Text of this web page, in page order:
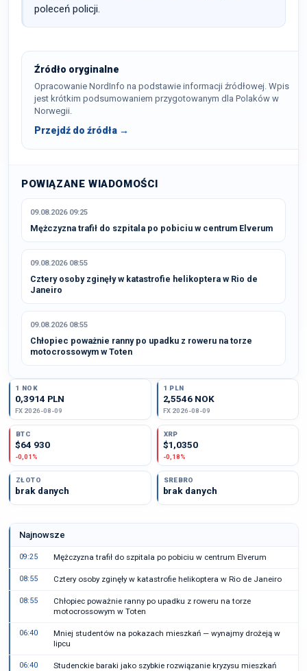
poleceń policji.
Źródło oryginalne
Opracowanie NordInfo na podstawie informacji źródłowej. Wpis
jest krótkim podsumowaniem przygotowanym dla Polaków w
Norwegii.
Przejdź do źródła →
POWIĄZANE WIADOMOŚCI
09.08.2026 09:25
Mężczyzna trafił do szpitala po pobiciu w centrum Elverum
09.08.2026 08:55
Cztery osoby zginęły w katastrofie helikoptera w Rio de
Janeiro
09.08.2026 08:55
Chłopiec poważnie ranny po upadku z roweru na torze
motocrossowym w Toten
1 NOK
0,3914 PLN
FX 2026-08-09
1 PLN
2,5546 NOK
FX 2026-08-09
BTC
$64 930
-0,01%
XRP
$1,0350
-0,18%
ZŁOTO
brak danych
SREBRO
brak danych
Najnowsze
09:25 Mężczyzna trafił do szpitala po pobiciu w centrum Elverum
08:55 Cztery osoby zginęły w katastrofie helikoptera w Rio de Janeiro
08:55
Chłopiec poważnie ranny po upadku z roweru na torze
motocrossowym w Toten
06:40
Mniej studentów na pokazach mieszkań — wynajmy drożeją w
lipcu
06:40 Studenckie baraki jako szybkie rozwiązanie kryzysu mieszkań